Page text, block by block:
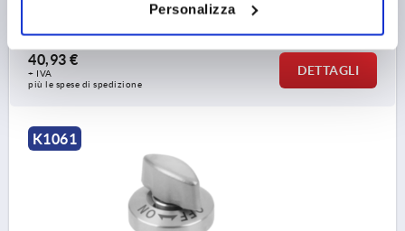
Personalizza
K1061.15161
40,93 €
+ IVA
più le spese di spedizione
DETTAGLI
K1061